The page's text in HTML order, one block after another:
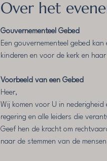
Over het
Gouvernementeel Gebed
Een gouvernementeel gebed
kinderen en voor de kerk en
Voorbeeld van een Gebed
Heer,
Wij komen voor U in
regering en alle leiders die
Geef hen de kracht om
naar de stemmen van de